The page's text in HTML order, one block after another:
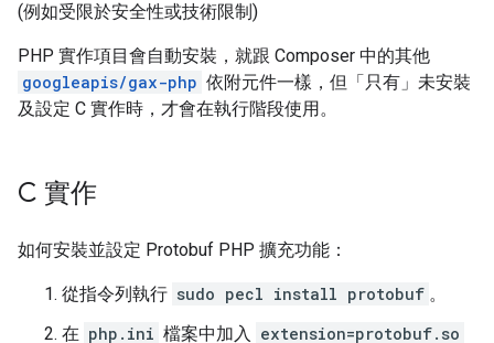
(例如受限於安全性或技術限制)
PHP 實作項目會自動安裝，就跟 Composer 中的其他
googleapis/gax-php 依附元件一樣，但「只有」 未安裝
及設定 C 實作時，才會在執行階段使用。
C 實作
如何安裝並設定 Protobuf PHP 擴充功能：
從指令列執行 sudo pecl install protobuf 。
在 php.ini 檔案中加入 extension=protobuf.so